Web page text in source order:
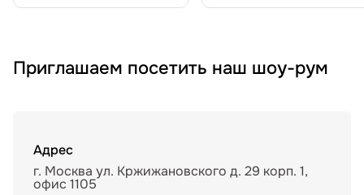
Приглашаем посетить наш шоу-рум
Адрес
г. Москва ул. Кржижановского д. 29 корп. 1,
офис 1105